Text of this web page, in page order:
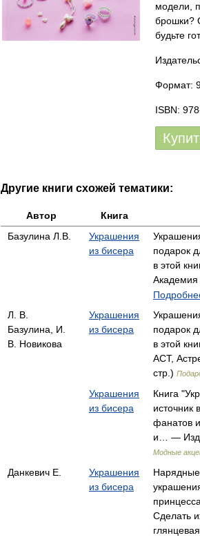
модели,
брошки?
будьте
Формат:
ISBN:
Другие книги схожей тематики:
Автор Книга
Базулина Л.В.
Украшения
из бисера
подарок
в этой
Академия
Л. В.
Базулина, И.
В. Новикова
Украшения
из бисера
подарок
в этой
АСТ,
стр.)
Украшения
из бисера
Книга
источник
фанатов
и… —
Модные
Данкевич Е.
Украшения
из бисера
Сделать